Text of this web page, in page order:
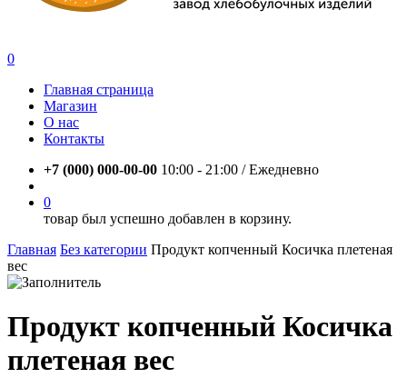
account
0
Главная страница
Магазин
О нас
Контакты
+7 (000) 000-00-00 10:00 - 21:00 / Eжедневно
0
товар был успешно добавлен в корзину.
Главная Без категории Продукт копченный Косичка плетеная
вес
Продукт копченный Косичка
плетеная вес